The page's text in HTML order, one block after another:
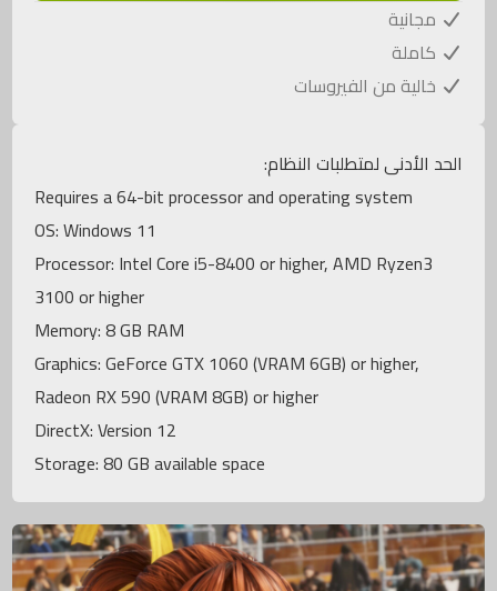
مجانية
كاملة
خالية من الفيروسات
الحد الأدنى لمتطلبات النظام:
Requires a 64-bit processor and operating system
OS: Windows 11
Processor: Intel Core i5-8400 or higher, AMD Ryzen3
3100 or higher
Memory: 8 GB RAM
Graphics: GeForce GTX 1060 (VRAM 6GB) or higher,
Radeon RX 590 (VRAM 8GB) or higher
DirectX: Version 12
Storage: 80 GB available space